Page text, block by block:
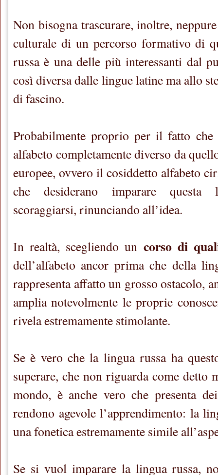
Non bisogna trascurare, inoltre,
culturale di un percorso formativo di
russa è una delle più interessanti dal
così diversa dalle lingue latine ma allo
di fascino.
Probabilmente proprio per il fatto
alfabeto completamente diverso da
europee, ovvero il cosiddetto alfabeto
che desiderano imparare
scoraggiarsi, rinunciando all’idea.
In realtà, scegliendo un corso di
dell’alfabeto ancor prima che della
rappresenta affatto un grosso ostacolo,
amplia notevolmente le proprie
rivela estremamente stimolante.
Se è vero che la lingua russa ha
superare, che non riguarda come detto
mondo, è anche vero che presenta
rendono agevole l’apprendimento: la
una fonetica estremamente simile
Se si vuol imparare la lingua russa,